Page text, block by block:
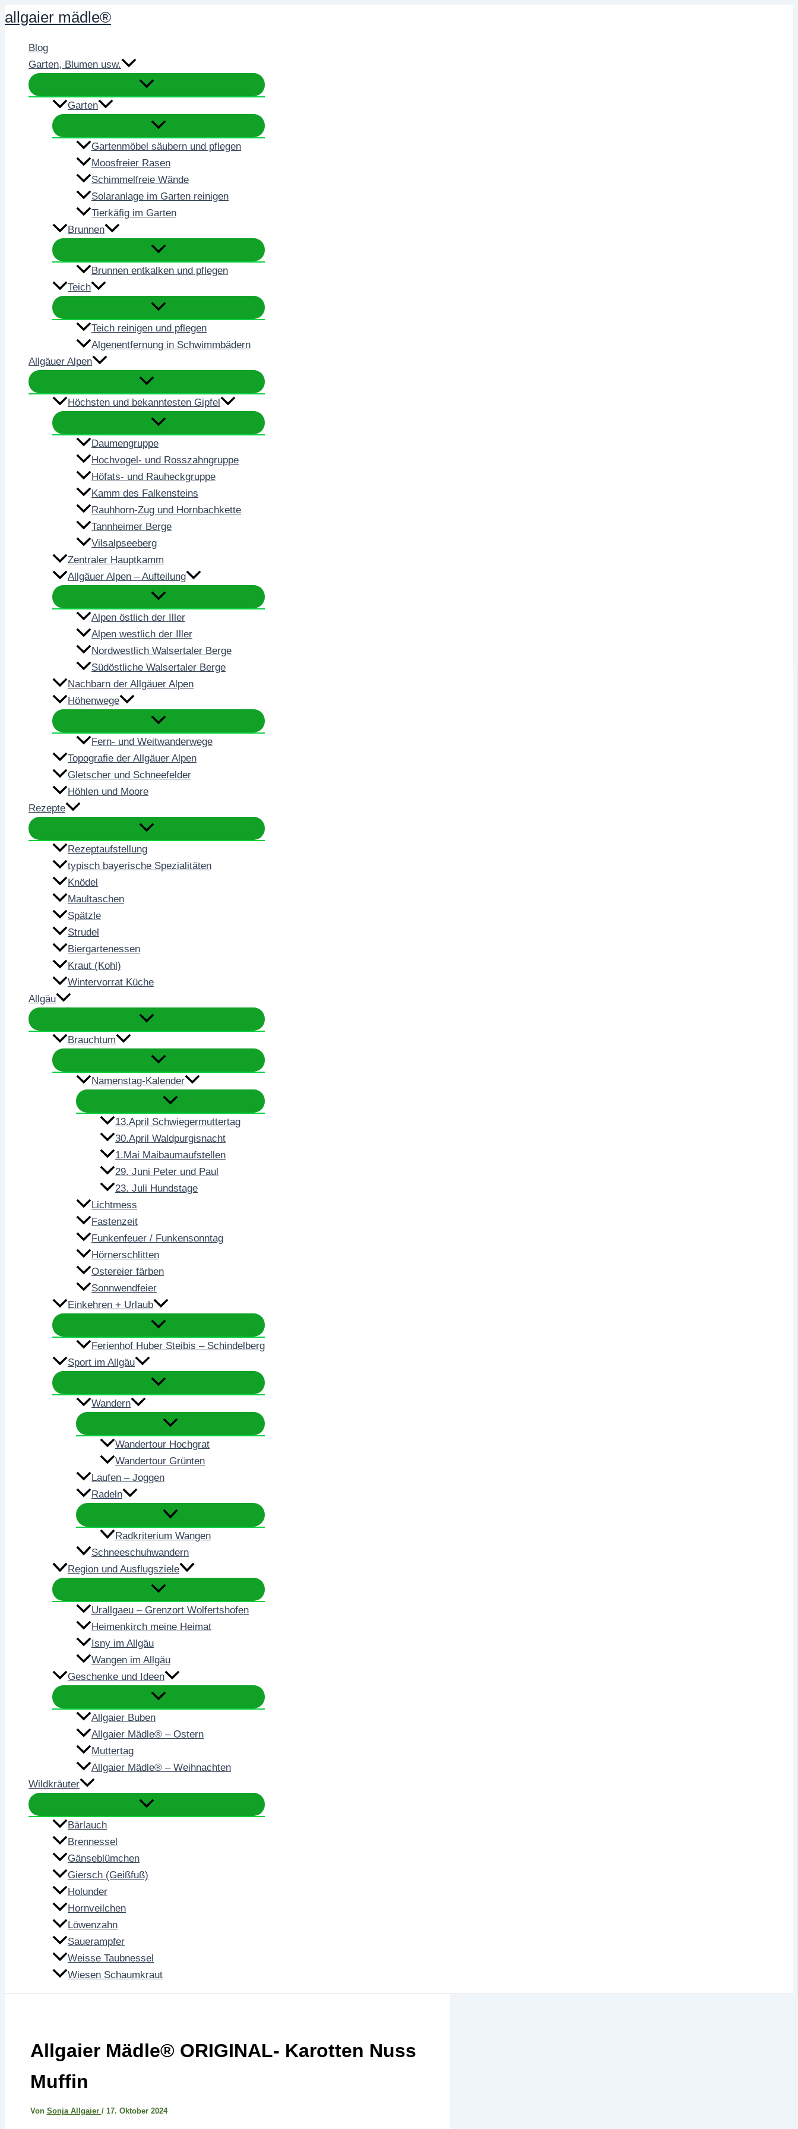
Zum
Inhalt
springen
allgaier mädle®
Blog
Garten, Blumen usw.
Garten
Gartenmöbel säubern und pflegen
Moosfreier Rasen
Schimmelfreie Wände
Solaranlage im Garten reinigen
Tierkäfig im Garten
Brunnen
Brunnen entkalken und pflegen
Teich
Teich reinigen und pflegen
Algenentfernung in Schwimmbädern
Allgäuer Alpen
Höchsten und bekanntesten Gipfel
Daumengruppe
Hochvogel- und Rosszahngruppe
Höfats- und Rauheckgruppe
Kamm des Falkensteins
Rauhhorn-Zug und Hornbachkette
Tannheimer Berge
Vilsalpseeberg
Zentraler Hauptkamm
Allgäuer Alpen – Aufteilung
Alpen östlich der Iller
Alpen westlich der Iller
Nordwestlich Walsertaler Berge
Südöstliche Walsertaler Berge
Nachbarn der Allgäuer Alpen
Höhenwege
Fern- und Weitwanderwege
Topografie der Allgäuer Alpen
Gletscher und Schneefelder
Höhlen und Moore
Rezepte
Rezeptaufstellung
typisch bayerische Spezialitäten
Knödel
Maultaschen
Spätzle
Strudel
Biergartenessen
Kraut (Kohl)
Wintervorrat Küche
Allgäu
Brauchtum
Namenstag-Kalender
13.April Schwiegermuttertag
30.April Waldpurgisnacht
1.Mai Maibaumaufstellen
29. Juni Peter und Paul
23. Juli Hundstage
Lichtmess
Fastenzeit
Funkenfeuer / Funkensonntag
Hörnerschlitten
Ostereier färben
Sonnwendfeier
Einkehren + Urlaub
Ferienhof Huber Steibis – Schindelberg
Sport im Allgäu
Wandern
Wandertour Hochgrat
Wandertour Grünten
Laufen – Joggen
Radeln
Radkriterium Wangen
Schneeschuhwandern
Region und Ausflugsziele
Urallgaeu – Grenzort Wolfertshofen
Heimenkirch meine Heimat
Isny im Allgäu
Wangen im Allgäu
Geschenke und Ideen
Allgaier Buben
Allgaier Mädle® – Ostern
Muttertag
Allgaier Mädle® – Weihnachten
Wildkräuter
Bärlauch
Brennessel
Gänseblümchen
Giersch (Geißfuß)
Holunder
Hornveilchen
Löwenzahn
Sauerampfer
Weisse Taubnessel
Wiesen Schaumkraut
Allgaier Mädle® ORIGINAL- Karotten Nuss
Muffin
Von Sonja Allgaier / 17. Oktober 2024